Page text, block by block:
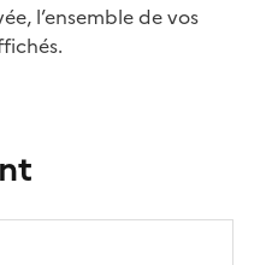
l’ensemble de vos